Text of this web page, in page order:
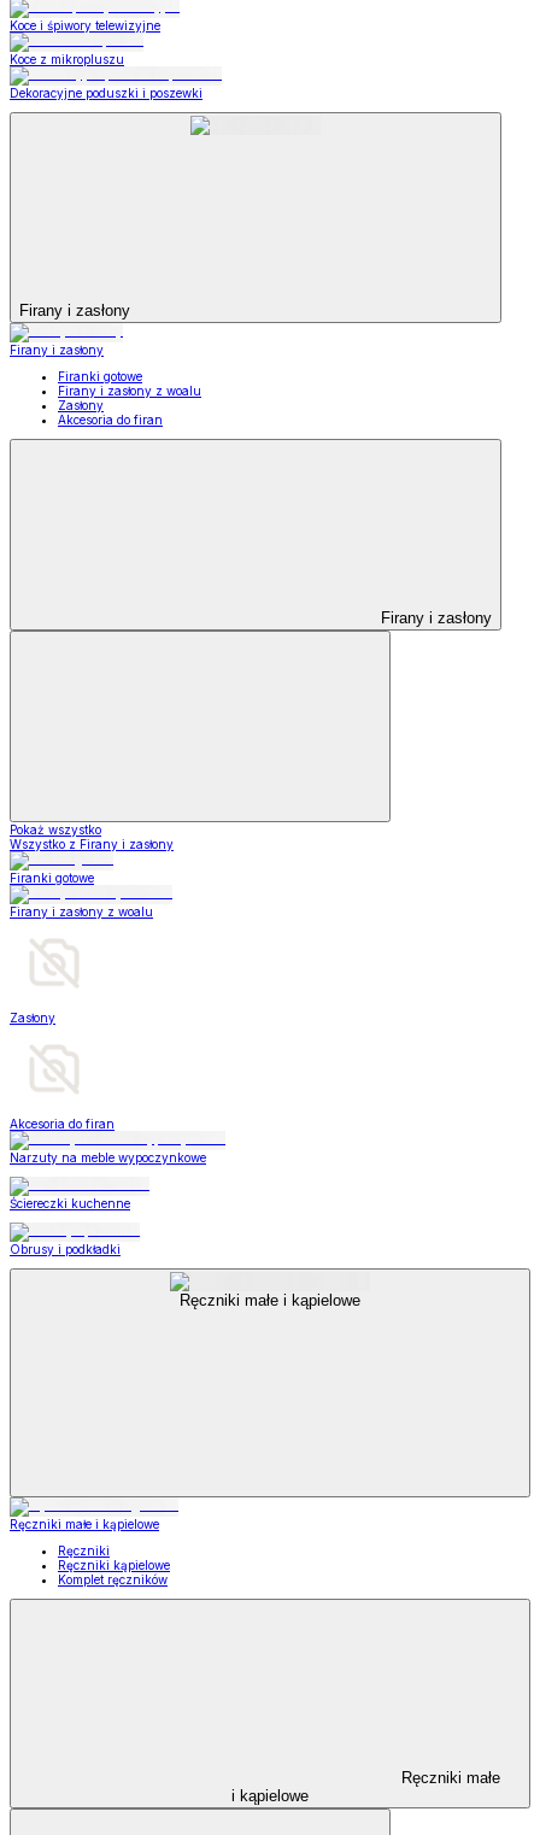
Koce i śpiwory telewizyjne
Koce z mikropluszu
Dekoracyjne poduszki i poszewki
Firany i zasłony
Firany i zasłony
Firanki gotowe
Firany i zasłony z woalu
Zasłony
Akcesoria do firan
Firany i zasłony
Pokaż wszystko
Wszystko z Firany i zasłony
Firanki gotowe
Firany i zasłony z woalu
Zasłony
Akcesoria do firan
Narzuty na meble wypoczynkowe
Ściereczki kuchenne
Obrusy i podkładki
Ręczniki małe i kąpielowe
Ręczniki małe i kąpielowe
Ręczniki
Ręczniki kąpielowe
Komplet ręczników
Ręczniki małe
i kąpielowe